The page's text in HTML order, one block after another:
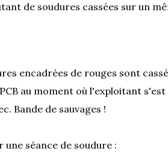
de soudures cassées sur un
encadrées de rouges sont
au moment où l'exploitant
Bande de sauvages !
séance de soudure :